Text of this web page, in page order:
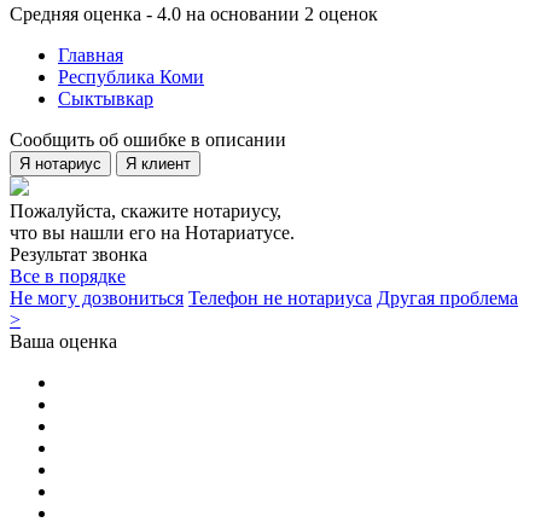
Средняя оценка - 4.0 на основании 2 оценок
Главная
Республика Коми
Сыктывкар
Сообщить об ошибке в описании
Я нотариус Я клиент
Пожалуйста, скажите нотариусу,
что вы нашли его на Нотариатусе.
Результат звонка
Все в порядке
Не могу дозвониться Телефон не нотариуса Другая проблема
>
Ваша оценка